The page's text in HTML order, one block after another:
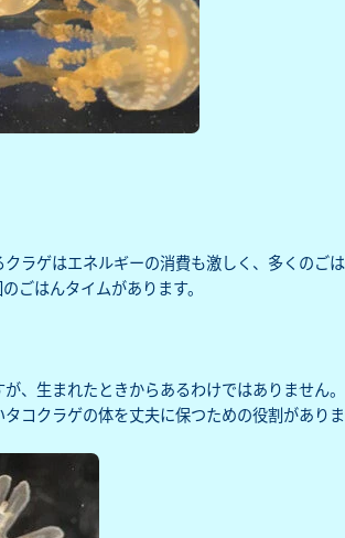
ラゲはエネルギーの消費も激しく、多くのご
ごはんタイムがあります。
、生まれたときからあるわけではありません
コクラゲの体を丈夫に保つための役割がありま